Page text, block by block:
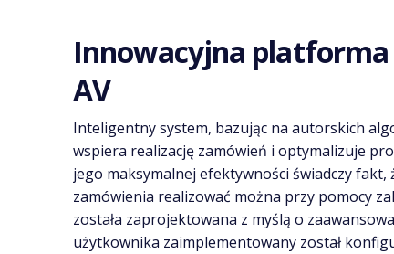
Innowacyjna platforma
AV
Inteligentny system, bazując na autorskich
wspiera realizację zamówień i optymalizuje
jego maksymalnej efektywności świadczy fakt,
zamówienia realizować można przy pomocy
została zaprojektowana z myślą o
użytkownika zaimplementowany został